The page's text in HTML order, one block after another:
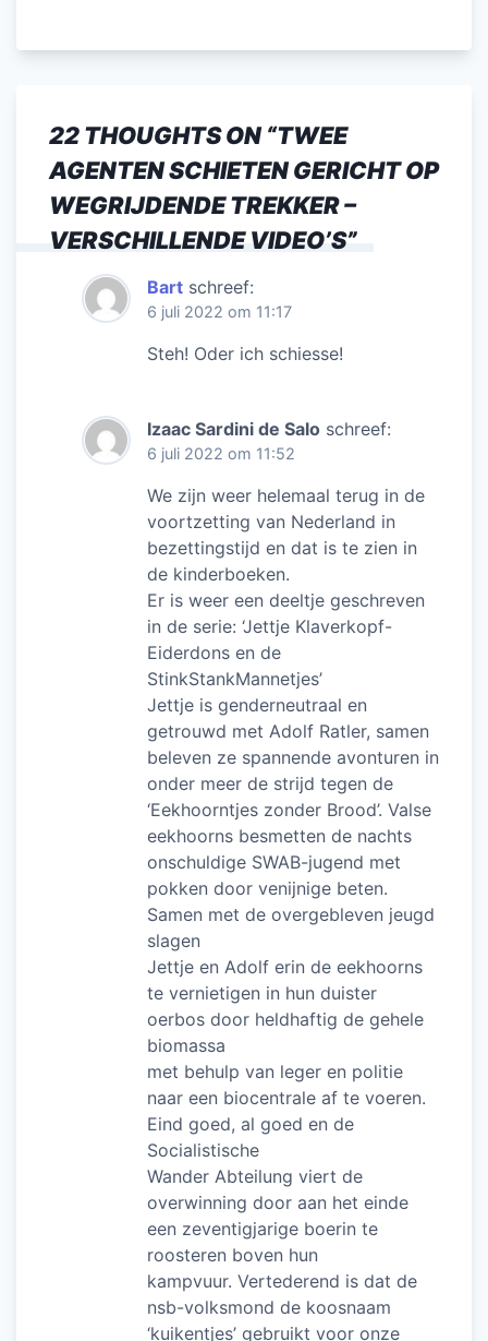
22 THOUGHTS ON “TWEE
AGENTEN SCHIETEN GERICHT OP
WEGRIJDENDE TREKKER –
VERSCHILLENDE VIDEO’S”
Bart schreef:
6 juli 2022 om 11:17
Steh! Oder ich schiesse!
Izaac Sardini de Salo schreef:
6 juli 2022 om 11:52
We zijn weer helemaal terug in de
voortzetting van Nederland in
bezettingstijd en dat is te zien in
de kinderboeken.
Er is weer een deeltje geschreven
in de serie: ‘Jettje Klaverkopf-
Eiderdons en de
StinkStankMannetjes’
Jettje is genderneutraal en
getrouwd met Adolf Ratler, samen
beleven ze spannende avonturen in
onder meer de strijd tegen de
‘Eekhoorntjes zonder Brood’. Valse
eekhoorns besmetten de nachts
onschuldige SWAB-jugend met
pokken door venijnige beten.
Samen met de overgebleven jeugd
slagen
Jettje en Adolf erin de eekhoorns
te vernietigen in hun duister
oerbos door heldhaftig de gehele
biomassa
met behulp van leger en politie
naar een biocentrale af te voeren.
Eind goed, al goed en de
Socialistische
Wander Abteilung viert de
overwinning door aan het einde
een zeventigjarige boerin te
roosteren boven hun
kampvuur. Vertederend is dat de
nsb-volksmond de koosnaam
‘kuikentjes’ gebruikt voor onze